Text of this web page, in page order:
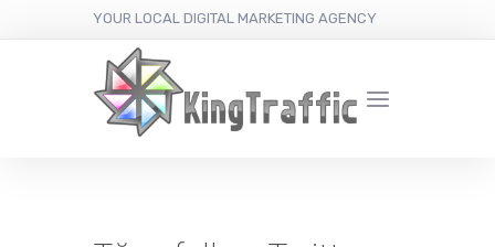
YOUR LOCAL DIGITAL MARKETING AGENCY